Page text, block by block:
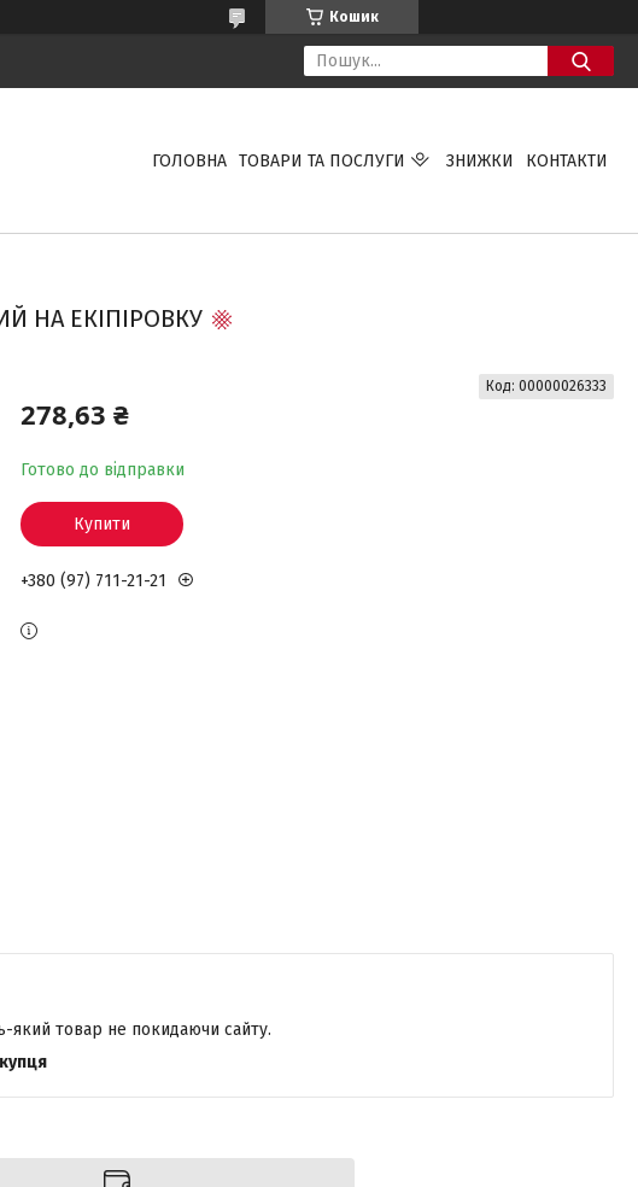
Кошик
ГОЛОВНА ТОВАРИ ТА ПОСЛУГИ ЗНИЖКИ КОНТАКТИ
НА ЕКІПІРОВКУ
278,63 ₴
Готово до відправки
Код: 00000026333
Купити
+380 (97) 711-21-21
який товар не покидаючи сайту.